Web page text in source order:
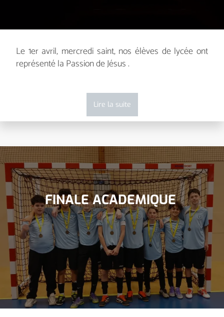
Le 1er avril, mercredi saint, nos élèves de lycée ont
représenté la Passion de Jésus .
Lire la suite
FINALE ACADEMIQUE